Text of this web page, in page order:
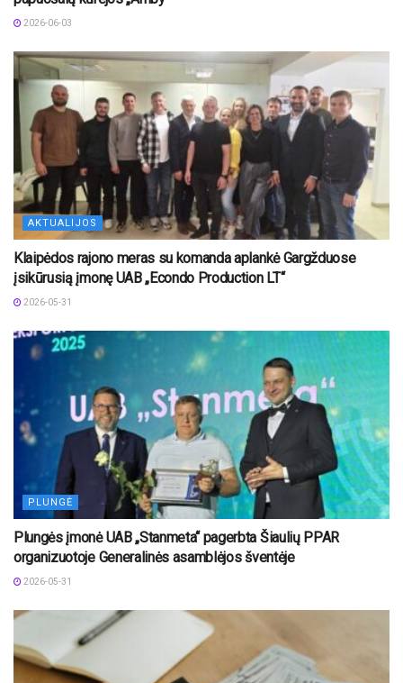
2026-06-03
AKTUALIJOS
Klaipėdos rajono meras su komanda aplankė Gargžduose
įsikūrusią įmonę UAB „Econdo Production LT“
2026-05-31
PLUNGĖ
Plungės įmonė UAB „Stanmeta“ pagerbta Šiaulių PPAR
organizuotoje Generalinės asamblėjos šventėje
2026-05-31